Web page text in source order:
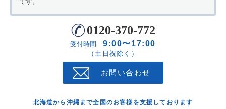
0120-370-772
受付時間 9:00〜17:00
（土日祝除く）
お問い合わせ
北海道から沖縄まで全国のお客様を支援しております